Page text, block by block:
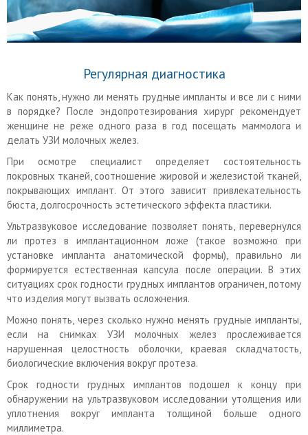
Регулярная диагностика
Как понять, нужно ли менять грудные импланты и все ли с ними
в порядке? После эндопротезирования хирург рекомендует
женщине не реже одного раза в год посещать маммолога и
делать УЗИ молочных желез.
При осмотре специалист определяет состоятельность
покровных тканей, соотношение жировой и железистой тканей,
покрывающих имплант. От этого зависит привлекательность
бюста, долгосрочность эстетического эффекта пластики.
Ультразвуковое исследование позволяет понять, перевернулся
ли протез в имплантационном ложе (такое возможно при
установке импланта анатомической формы), правильно ли
формируется естественная капсула после операции. В этих
ситуациях срок годности грудных имплантов ограничен, потому
что изделия могут вызвать осложнения.
Можно понять, через сколько нужно менять грудные импланты,
если на снимках УЗИ молочных желез прослеживается
нарушенная целостность оболочки, краевая складчатость,
биологические включения вокруг протеза.
Срок годности грудных имплантов подошел к концу при
обнаружении на ультразвуковом исследовании утолщения или
уплотнения вокруг импланта толщиной больше одного
миллиметра.